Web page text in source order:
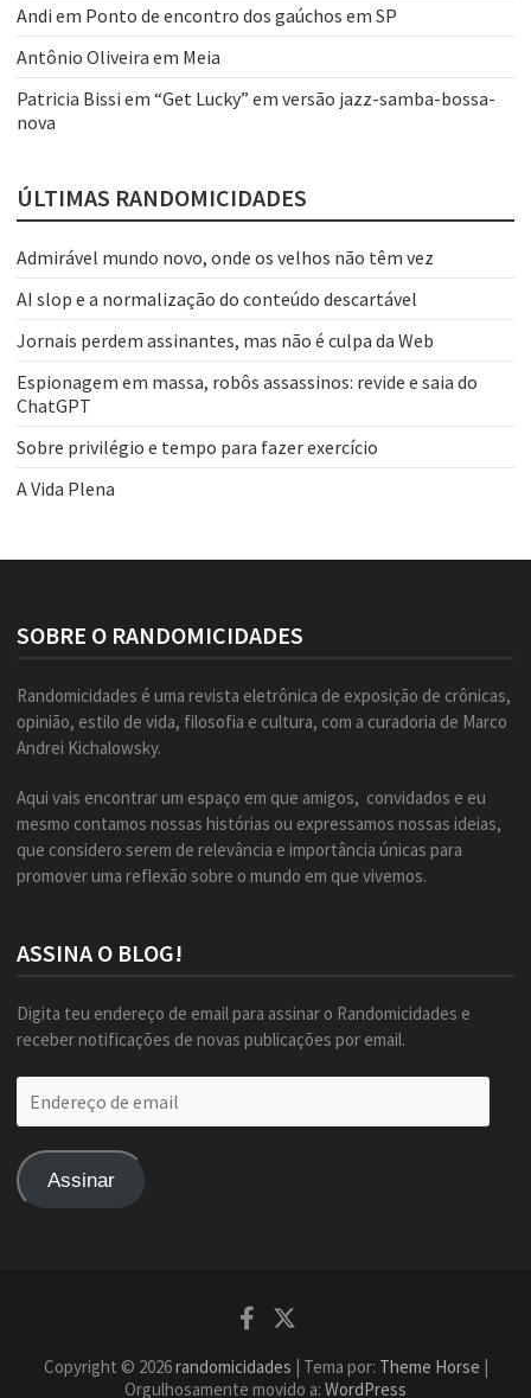
Andi em Ponto de encontro dos gaúchos em SP
Antônio Oliveira em Meia
Patricia Bissi em “Get Lucky” em versão jazz-samba-bossa-
nova
ÚLTIMAS RANDOMICIDADES
Admirável mundo novo, onde os velhos não têm vez
AI slop e a normalização do conteúdo descartável
Jornais perdem assinantes, mas não é culpa da Web
Espionagem em massa, robôs assassinos: revide e saia do
ChatGPT
Sobre privilégio e tempo para fazer exercício
A Vida Plena
SOBRE O RANDOMICIDADES
Randomicidades é uma revista eletrônica de exposição de crônicas,
opinião, estilo de vida, filosofia e cultura, com a curadoria de Marco
Andrei Kichalowsky.
Aqui vais encontrar um espaço em que amigos, convidados e eu
mesmo contamos nossas histórias ou expressamos nossas ideias,
que considero serem de relevância e importância únicas para
promover uma reflexão sobre o mundo em que vivemos.
ASSINA O BLOG!
Digita teu endereço de email para assinar o Randomicidades e
receber notificações de novas publicações por email.
de
Assinar
Facebook
Copyright © 2026randomicidades | Tema por: Theme Horse |
Orgulhosamente movido a: WordPress